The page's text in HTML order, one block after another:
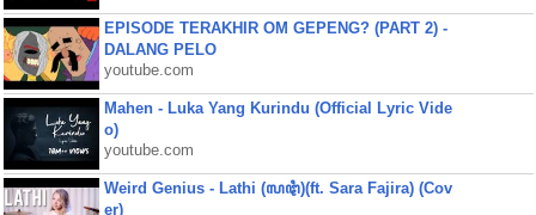
EPISODE TERAKHIR OM GEPENG? (PART 2) -
DALANG PELO
youtube.com
Mahen - Luka Yang Kurindu (Official Lyric Vide
o)
youtube.com
Weird Genius - Lathi (ꦭꦛꦶ)(ft. Sara Fajira) (Cov
er)